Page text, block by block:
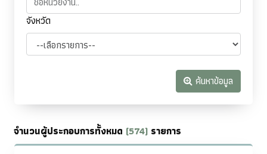
จังหวัด
ค้นหาข้อมูล
จำนวนผู้ประกอบการทั้งหมด (574) รายการ